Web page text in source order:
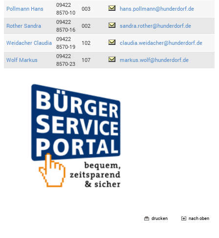
Pollmann Hans
09422
8570-10
003 hans.pollmann@hunderdorf.de
Rother Sandra
09422
8570-16
002 sandra.rother@hunderdorf.de
Weidacher Claudia
09422
8570-19
102 claudia.weidacher@hunderdorf.de
Wolf Markus
09422
8570-23
107 markus.wolf@hunderdorf.de
drucken nach oben